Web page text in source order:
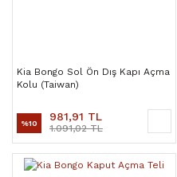
Kia Bongo Sol Ön Dış Kapı Açma
Kolu (Taiwan)
%10 981,91 TL
1.091,02 TL